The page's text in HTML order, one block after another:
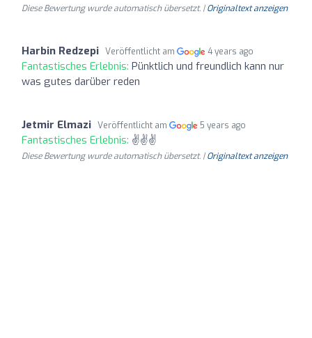
Diese Bewertung wurde automatisch übersetzt. |Originaltext anzeigen
Harbin Redzepi Veröffentlicht am 4 years ago
Fantastisches Erlebnis: Pünktlich und freundlich kann nur
was gutes darüber reden
Jetmir Elmazi Veröffentlicht am 5 years ago
Fantastisches Erlebnis: ✌✌✌
Diese Bewertung wurde automatisch übersetzt. |Originaltext anzeigen